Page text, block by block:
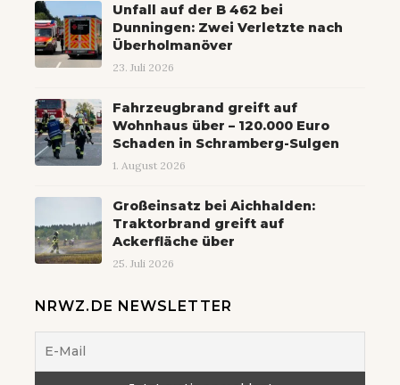
Unfall auf der B 462 bei
Dunningen: Zwei Verletzte nach
Überholmanöver
23. Juli 2026
Fahrzeugbrand greift auf
Wohnhaus über – 120.000 Euro
Schaden in Schramberg-Sulgen
1. August 2026
Großeinsatz bei Aichhalden:
Traktorbrand greift auf
Ackerfläche über
25. Juli 2026
NRWZ.DE NEWSLETTER